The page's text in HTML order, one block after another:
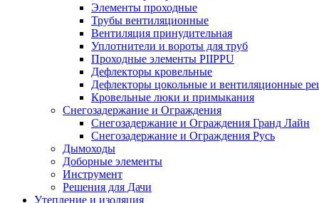
Элементы проходные
Трубы вентиляционные
Вентиляция принудительная
Уплотнители и вороты для труб
Проходные элементы PIIPPU
Дефлекторы кровельные
Дефлекторы цокольные и вентиляционные
Кровельные люки и примыкания
Снегозадержание и Ограждения
Снегозадержание и Ограждения Гранд Лайн
Снегозадержание и Ограждения Русь
Дымоходы
Доборные элементы
Инструмент
Решения для Дачи
Утепление и изоляция